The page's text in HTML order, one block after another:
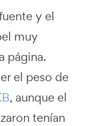
y el
muy
página.
el peso de
, aunque el
tenían